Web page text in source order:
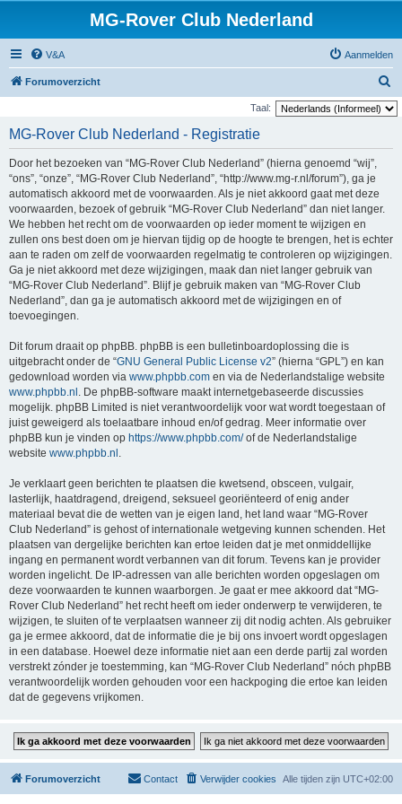
MG-Rover Club Nederland
V&A Aanmelden
Forumoverzicht
o
Taal:
MG-Rover Club Nederland - Registratie
Door het bezoeken van “MG-Rover Club Nederland” (hierna genoemd “wij”,
“ons”, “onze”, “MG-Rover Club Nederland”, “http://www.mg-r.nl/forum”), ga je
automatisch akkoord met de voorwaarden. Als je niet akkoord gaat met deze
voorwaarden, bezoek of gebruik “MG-Rover Club Nederland” dan niet langer.
We hebben het recht om de voorwaarden op ieder moment te wijzigen en
zullen ons best doen om je hiervan tijdig op de hoogte te brengen, het is echter
aan te raden om zelf de voorwaarden regelmatig te controleren op wijzigingen.
Ga je niet akkoord met deze wijzigingen, maak dan niet langer gebruik van
“MG-Rover Club Nederland”. Blijf je gebruik maken van “MG-Rover Club
Nederland”, dan ga je automatisch akkoord met de wijzigingen en of
toevoegingen.
Dit forum draait op phpBB. phpBB is een bulletinboardoplossing die is
uitgebracht onder de “GNU General Public License v2” (hierna “GPL”) en kan
gedownload worden via www.phpbb.com en via de Nederlandstalige website
www.phpbb.nl . De phpBB-software maakt internetgebaseerde discussies
mogelijk. phpBB Limited is niet verantwoordelijk voor wat wordt toegestaan of
juist geweigerd als toelaatbare inhoud en/of gedrag. Meer informatie over
phpBB kun je vinden op https://www.phpbb.com/of de Nederlandstalige
website www.phpbb.nl .
Je verklaart geen berichten te plaatsen die kwetsend, obsceen, vulgair,
lasterlijk, haatdragend, dreigend, seksueel georiënteerd of enig ander
materiaal bevat die de wetten van je eigen land, het land waar “MG-Rover
Club Nederland” is gehost of internationale wetgeving kunnen schenden. Het
plaatsen van dergelijke berichten kan ertoe leiden dat je met onmiddellijke
ingang en permanent wordt verbannen van dit forum. Tevens kan je provider
worden ingelicht. De IP-adressen van alle berichten worden opgeslagen om
deze voorwaarden te kunnen waarborgen. Je gaat er mee akkoord dat “MG-
Rover Club Nederland” het recht heeft om ieder onderwerp te verwijderen, te
wijzigen, te sluiten of te verplaatsen wanneer zij dit nodig achten. Als gebruiker
ga je ermee akkoord, dat de informatie die je bij ons invoert wordt opgeslagen
in een database. Hoewel deze informatie niet aan een derde partij zal worden
verstrekt zónder je toestemming, kan “MG-Rover Club Nederland” nóch phpBB
verantwoordelijk worden gehouden voor een hackpoging die ertoe kan leiden
dat de gegevens vrijkomen.
Forumoverzicht Alle tijden zijn UTC+02:00
Verwijder cookies
Contact